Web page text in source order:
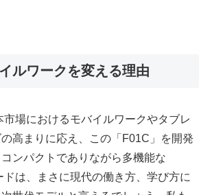
ルワークを変える理由
市場におけるモバイルワークやタブレ
高まりに応え、この「F01C」を開発
ンパクトでありながら多機能な
ドは、まさに現代の働き方、学び方に